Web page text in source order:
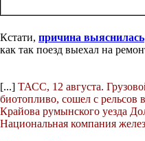
Кстати, причина выяснилась
как так поезд выехал на
[...] ТАСС, 12 августа.
биотопливо, сошел с рельсов
Крайова румынского уезда
Национальная компания